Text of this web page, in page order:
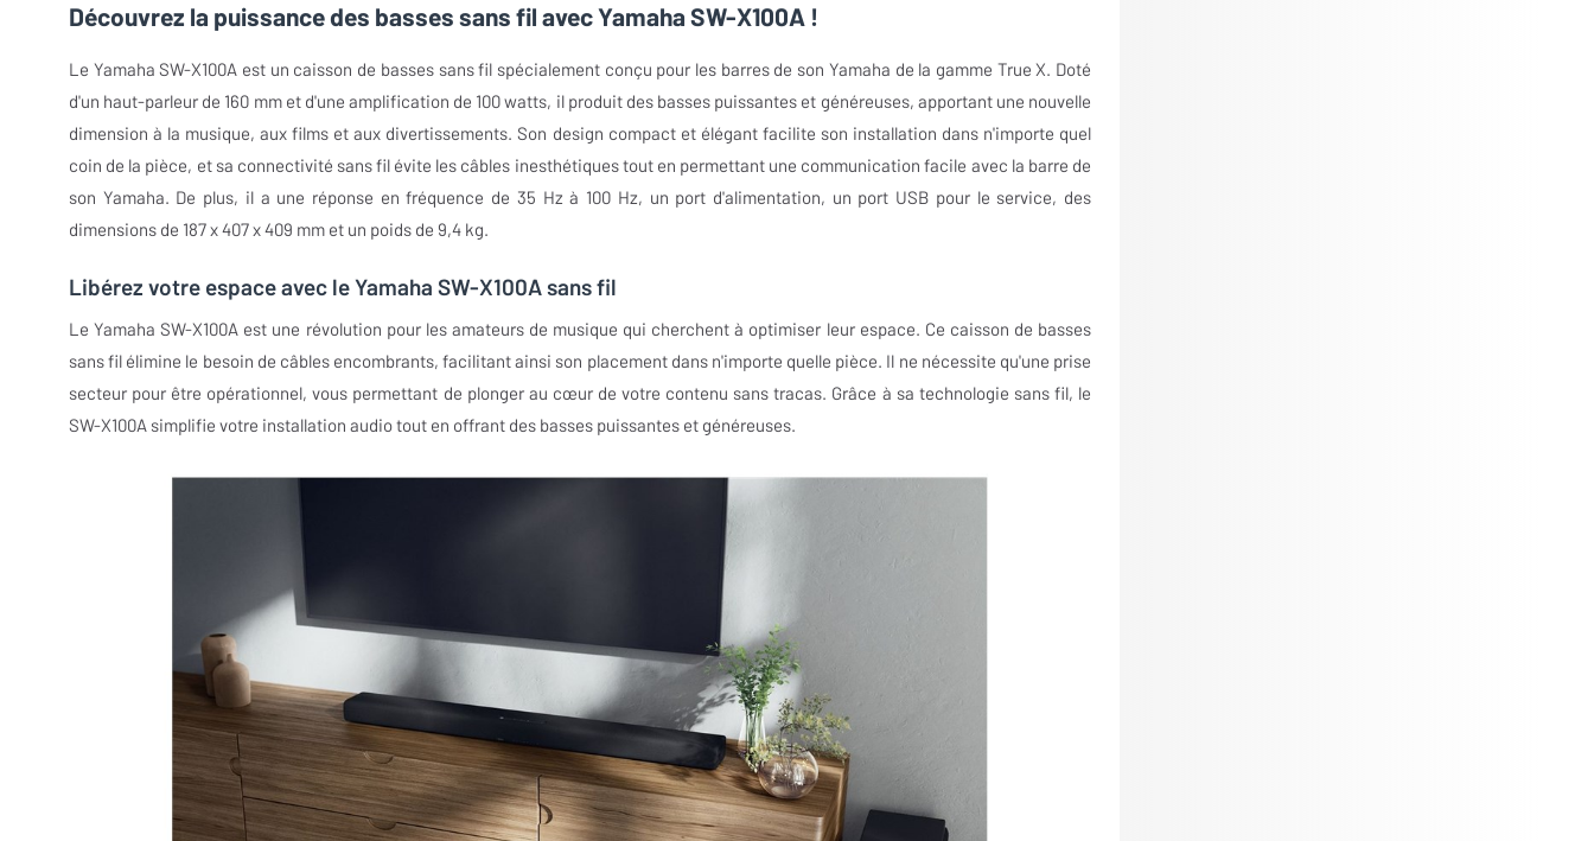
Découvrez la puissance des basses sans fil avec Yamaha SW-X100A !
Le Yamaha SW-X100A est un caisson de basses sans fil spécialement conçu pour les barres de son Yamaha de la gamme True X. Doté
d'un haut-parleur de 160 mm et d'une amplification de 100 watts, il produit des basses puissantes et généreuses, apportant une nouvelle
dimension à la musique, aux films et aux divertissements. Son design compact et élégant facilite son installation dans n'importe quel
coin de la pièce, et sa connectivité sans fil évite les câbles inesthétiques tout en permettant une communication facile avec la barre de
son Yamaha. De plus, il a une réponse en fréquence de 35 Hz à 100 Hz, un port d'alimentation, un port USB pour le service, des
dimensions de 187 x 407 x 409 mm et un poids de 9,4 kg.
Libérez votre espace avec le Yamaha SW-X100A sans fil
Le Yamaha SW-X100A est une révolution pour les amateurs de musique qui cherchent à optimiser leur espace. Ce caisson de basses
sans fil élimine le besoin de câbles encombrants, facilitant ainsi son placement dans n'importe quelle pièce. Il ne nécessite qu'une prise
secteur pour être opérationnel, vous permettant de plonger au cœur de votre contenu sans tracas. Grâce à sa technologie sans fil, le
SW-X100A simplifie votre installation audio tout en offrant des basses puissantes et généreuses.